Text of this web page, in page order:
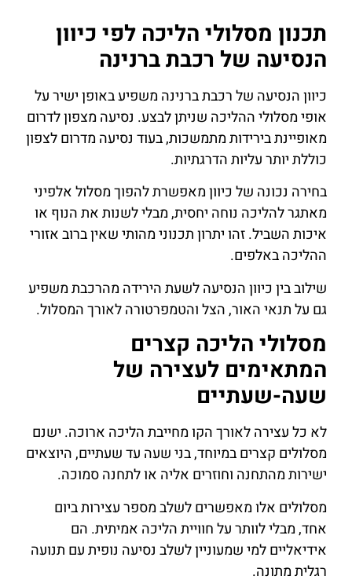
תכנון מסלולי הליכה לפי כיוון
הנסיעה של רכבת ברנינה
כיוון הנסיעה של רכבת ברנינה משפיע באופן ישיר על
אופי מסלולי ההליכה שניתן לבצע. נסיעה מצפון לדרום
מאופיינת בירידות מתמשכות, בעוד נסיעה מדרום לצפון
כוללת יותר עליות הדרגתיות.
בחירה נכונה של כיוון מאפשרת להפוך מסלול אלפיני
מאתגר להליכה נוחה יחסית, מבלי לשנות את הנוף או
איכות השביל. זהו יתרון תכנוני מהותי שאין ברוב אזורי
ההליכה באלפים.
שילוב בין כיוון הנסיעה לשעת הירידה מהרכבת משפיע
גם על תנאי האור, הצל והטמפרטורה לאורך המסלול.
מסלולי הליכה קצרים
המתאימים לעצירה של
שעה-שעתיים
לא כל עצירה לאורך הקו מחייבת הליכה ארוכה. ישנם
מסלולים קצרים במיוחד, בני שעה עד שעתיים, היוצאים
ישירות מהתחנה וחוזרים אליה או לתחנה סמוכה.
מסלולים אלו מאפשרים לשלב מספר עצירות ביום
אחד, מבלי לוותר על חוויית הליכה אמיתית. הם
אידיאליים למי שמעוניין לשלב נסיעה נופית עם תנועה
רגלית מתונה.